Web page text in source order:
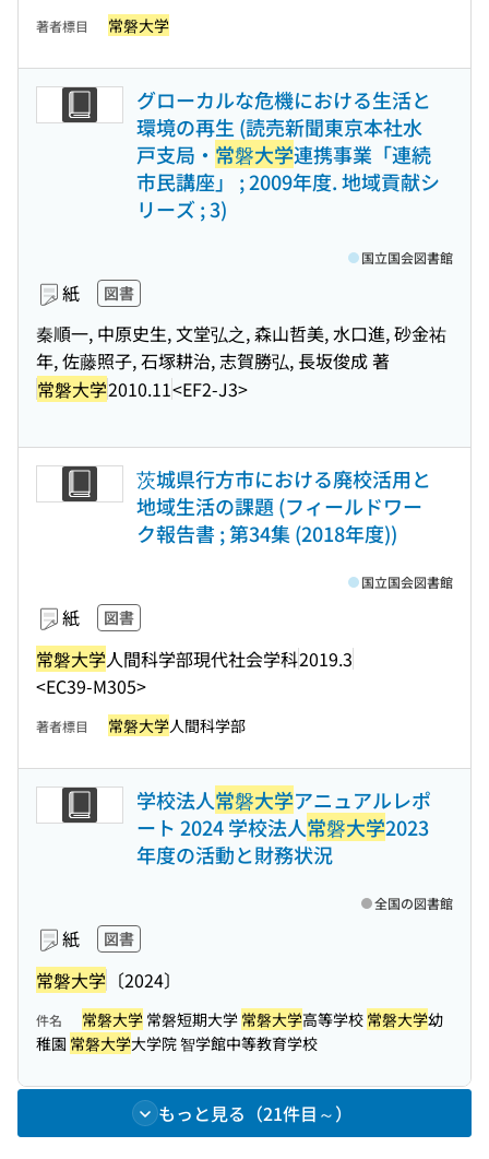
著者標目 常磐大学
グローカルな危機における生活と
環境の再生 (読売新聞東京本社水
戸支局・ 常磐大学連携事業「連続
市民講座」 ; 2009年度. 地域貢献シ
リーズ ; 3)
紙 図書
秦順一, 中原史生, 文堂弘之, 森山哲美, 水口進, 砂金祐
年, 佐藤照子, 石塚耕治, 志賀勝弘, 長坂俊成 著
常磐大学2010.11<EF2-J3>
国立国会図書館
茨城県行方市における廃校活用と
地域生活の課題 (フィールドワー
ク報告書 ; 第34集 (2018年度))
紙 図書
常磐大学人間科学部現代社会学科2019.3
<EC39-M305>
国立国会図書館
著者標目 常磐大学人間科学部
学校法人常磐大学アニュアルレポ
ート 2024 学校法人常磐大学2023
年度の活動と財務状況
紙 図書
常磐大学 〔2024〕
全国の図書館
件名 常磐大学 常磐短期大学 常磐大学高等学校 常磐大学幼
稚園 常磐大学大学院 智学館中等教育学校
もっと見る（21件目～）